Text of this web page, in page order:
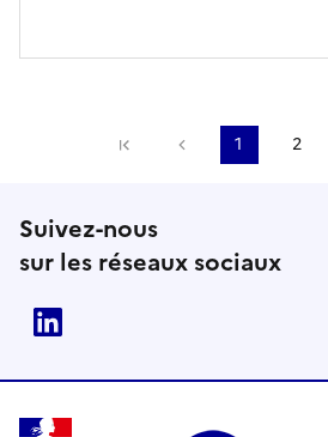
Première pagePage précédente
1 2
Suivez-nous
sur les réseaux sociaux